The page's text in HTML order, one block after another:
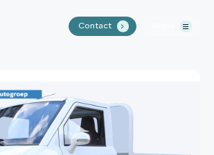
Contact .
Waarom LSN Lease?